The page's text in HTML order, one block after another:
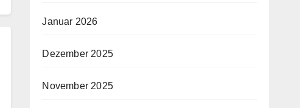
Januar 2026
Dezember 2025
November 2025